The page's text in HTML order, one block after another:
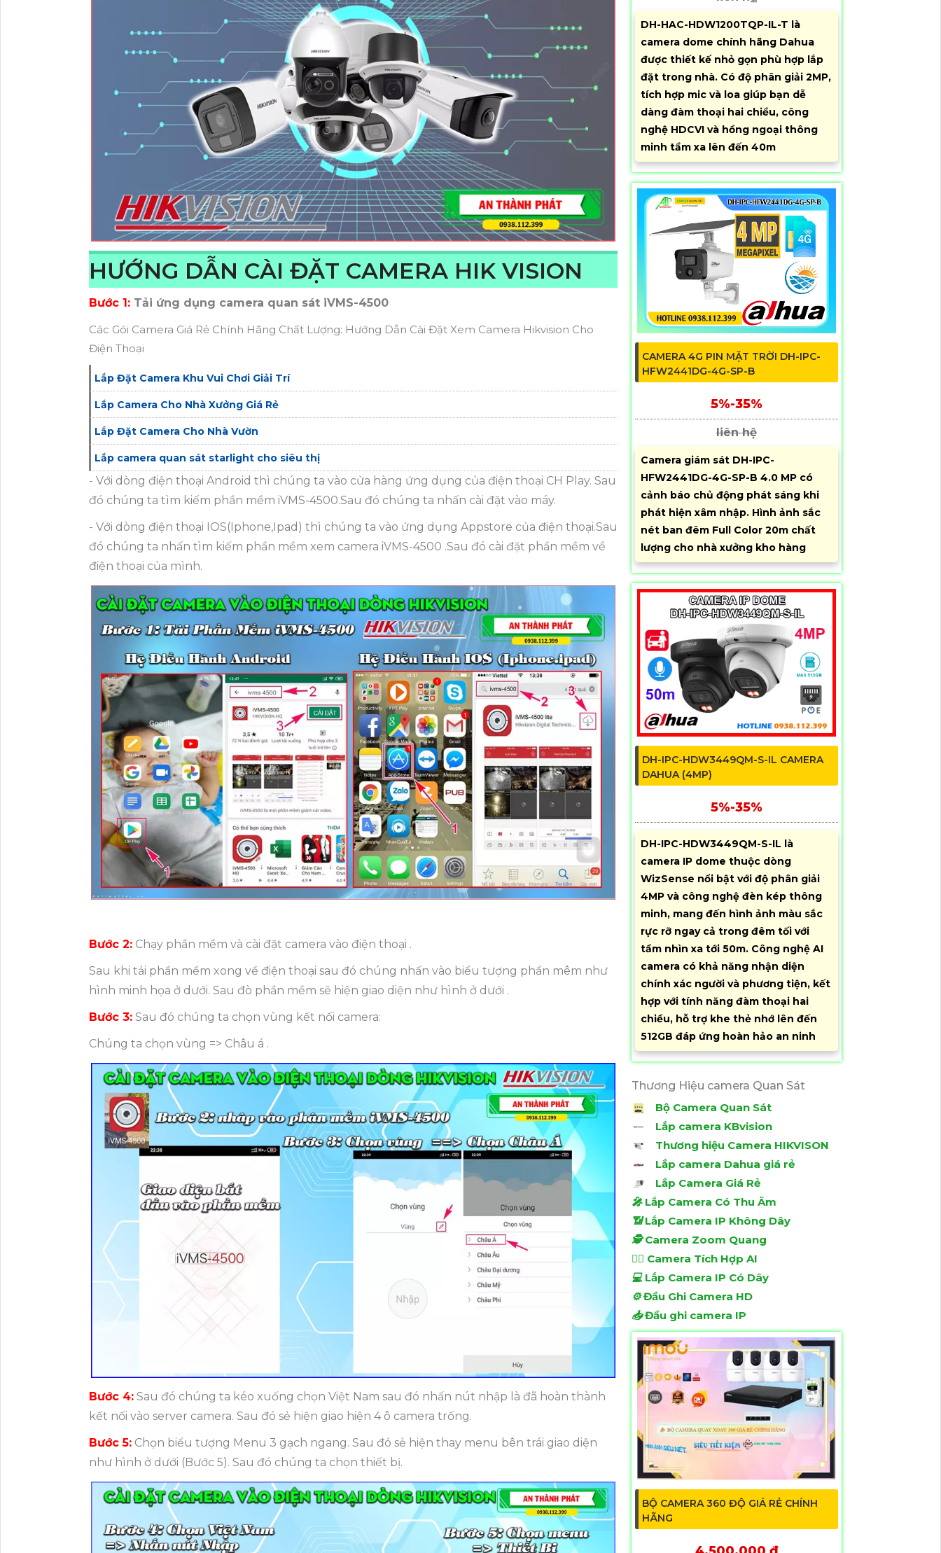
HƯỚNG DẪN CÀI ĐẶT CAMERA HIK VISION
Bước 1: Tải ứng dụng camera quan sát iVMS-4500
Các Gói Camera Giá Rẻ Chính Hãng Chất Lượng: Hướng Dẫn Cài Đặt Xem Camera Hikvision Cho
Điện Thoại
Lắp Đặt Camera Khu Vui Chơi Giải Trí
Lắp Camera Cho Nhà Xưởng Giá Rẻ
Lắp Đặt Camera Cho Nhà Vườn
Lắp camera quan sát starlight cho siêu thị
- Với dòng điện thoại Android thì chúng ta vào cửa hàng ứng dụng của điện thoại CH Play. Sau
đó chúng ta tìm kiếm phần mềm iVMS-4500.Sau đó chúng ta nhấn cài đặt vào máy.
- Với dòng điện thoại IOS(Iphone,Ipad) thì chúng ta vào ứng dụng Appstore của điện thoại.Sau
đó chúng ta nhấn tìm kiếm phần mềm xem camera iVMS-4500 .Sau đó cài đặt phần mềm về
điện thoại của mình.
Bước 2: Chạy phần mềm và cài đặt camera vào điện thoại .
Sau khi tải phần mềm xong về điện thoại sau đó chúng nhấn vào biểu tượng phần mêm như
hình minh họa ở dưới. Sau đò phần mềm sẽ hiện giao diện như hình ở dưới .
Bước 3: Sau đó chúng ta chọn vùng kết nối camera:
Chúng ta chọn vùng => Châu á .
Bước 4: Sau đó chúng ta kéo xuống chọn Việt Nam sau đó nhấn nút nhập là đã hoàn thành
kết nối vào server camera. Sau đó sẻ hiện giao hiện 4 ô camera trống.
Bước 5: Chọn biểu tượng Menu 3 gạch ngang. Sau đó sẻ hiện thay menu bên trái giao diện
như hình ở dưới (Bước 5). Sau đó chúng ta chọn thiết bị.
DH-HAC-HDW1200TQP-IL-T là
camera dome chính hãng Dahua
được thiết kế nhỏ gọn phù hợp lắp
đặt trong nhà. Có độ phân giải 2MP,
tích hợp mic và loa giúp bạn dễ
dàng đàm thoại hai chiều, công
nghệ HDCVI và hồng ngoại thông
minh tầm xa lên đến 40m
CAMERA 4G PIN MẶT TRỜI DH-IPC-
HFW2441DG-4G-SP-B
5%-35%
liên hệ
Camera giám sát DH-IPC-
HFW2441DG-4G-SP-B 4.0 MP có
cảnh báo chủ động phát sáng khi
phát hiện xâm nhập. Hình ảnh sắc
nét ban đêm Full Color 20m chất
lượng cho nhà xưởng kho hàng
DH-IPC-HDW3449QM-S-IL CAMERA
DAHUA (4MP)
5%-35%
DH-IPC-HDW3449QM-S-IL là
camera IP dome thuộc dòng
WizSense nổi bật với độ phân giải
4MP và công nghệ đèn kép thông
minh, mang đến hình ảnh màu sắc
rực rỡ ngay cả trong đêm tối với
tầm nhìn xa tới 50m. Công nghệ AI
camera có khả năng nhận diện
chính xác người và phương tiện, kết
hợp với tính năng đàm thoại hai
chiều, hỗ trợ khe thẻ nhớ lên đến
512GB đáp ứng hoàn hảo an ninh
Thương Hiệu camera Quan Sát
Bộ Camera Quan Sát
Lắp camera KBvision
Thương hiệu Camera HIKVISON
Lắp camera Dahua giá rẻ
Lắp Camera Giá Rẻ
️🎤️ Lắp Camera Có Thu Âm
📶Lắp Camera IP Không Dây
🕵️Camera Zoom Quang
🧛‍♀️ Camera Tích Hợp AI
💻Lắp Camera IP Có Dây
⚙️Đầu Ghi Camera HD
📥Đầu ghi camera IP
BỘ CAMERA 360 ĐỘ GIÁ RẺ CHÍNH
HÃNG